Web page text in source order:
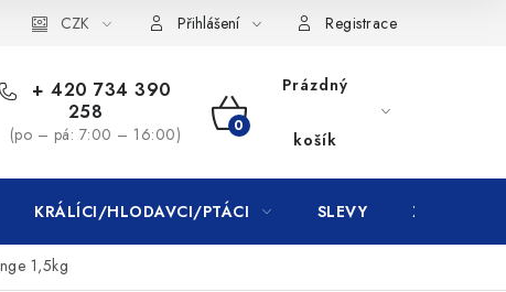
CZK Přihlášení Registrace
+ 420 734 390
258
(po – pá: 7:00 – 16:00)
NÁKUPNÍ
KOŠÍK
Prázdný
košík
KRÁLÍCI/HLODAVCI/PTÁCI SLEVY ZNAČKY
1,5kg